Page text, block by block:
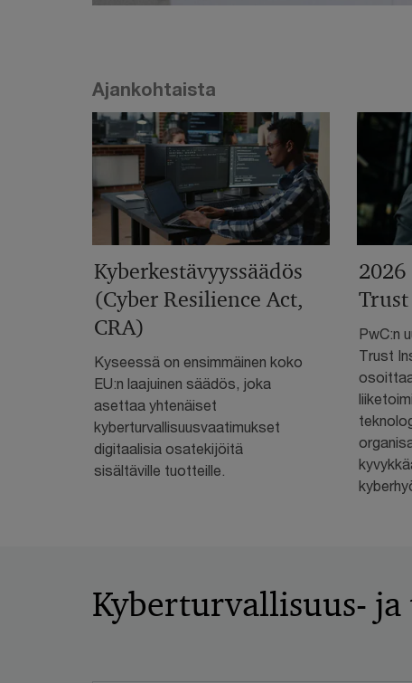
Ajankohtaista
Kyberkestävyyssäädös
(Cyber Resilience Act,
CRA)
Kyseessä on ensimmäinen koko
EU:n laajuinen säädös, joka
asettaa yhtenäiset
kyberturvallisuusvaatimukset
digitaalisia osatekijöitä
sisältäville tuotteille.
PwC:n
Trust
Kyberturvallisuus-